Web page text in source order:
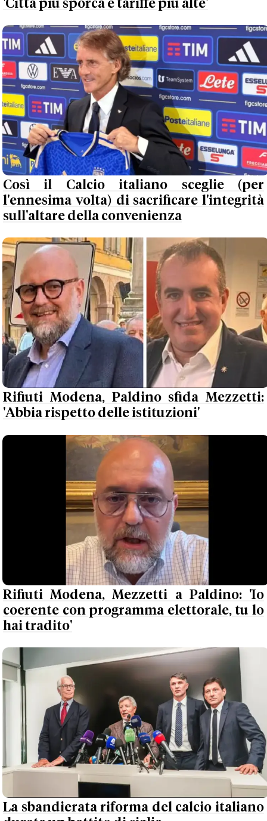
'Città più sporca e tariffe più alte'
Così il Calcio italiano sceglie (per
l'ennesima volta) di sacrificare l'integrità
sull'altare della convenienza
Rifiuti Modena, Paldino sfida Mezzetti:
'Abbia rispetto delle istituzioni'
Rifiuti Modena, Mezzetti a Paldino: 'Io
coerente con programma elettorale, tu lo
hai tradito'
La sbandierata riforma del calcio italiano